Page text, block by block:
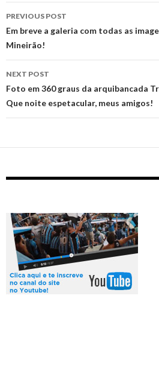
Post
navigation
PREVIOUS POST
Em breve a galeria com todas as
Mineirão!
NEXT POST
Foto em 360 graus da arquibancada
Que noite espetacular, meus amigos!